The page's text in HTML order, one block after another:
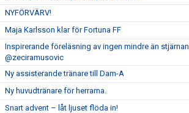
NYFÖRVÄRV!
Maja Karlsson klar för Fortuna FF
Inspirerande föreläsning av ingen mindre än stjärnan
@zeciramusovic
Ny assisterande tränare till Dam-A
Ny huvudtränare för herrarna.
Snart advent – låt ljuset flöda in!